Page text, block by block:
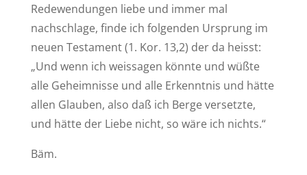
Redewendungen liebe und immer mal
nachschlage, finde ich folgenden Ursprung im
neuen Testament (1. Kor. 13,2) der da heisst:
„Und wenn ich weissagen könnte und wüßte
alle Geheimnisse und alle Erkenntnis und hätte
allen Glauben, also daß ich Berge versetzte,
und hätte der Liebe nicht, so wäre ich nichts.“
Bäm.